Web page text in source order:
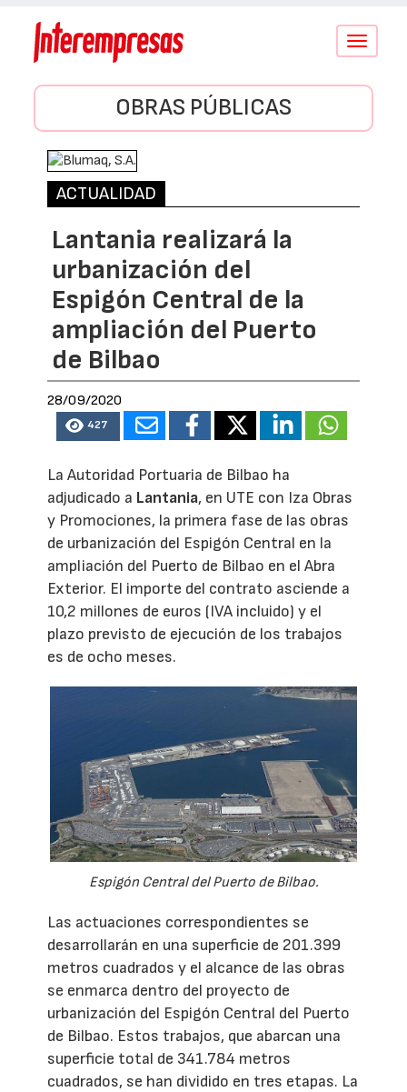
Conmutar
OBRAS PÚBLICAS
ACTUALIDAD
Lantania realizará la
urbanización del
Espigón Central de la
ampliación del Puerto
de Bilbao
28/09/2020
427
La Autoridad Portuaria de Bilbao ha
adjudicado a Lantania, en UTE con Iza Obras
y Promociones, la primera fase de las obras
de urbanización del Espigón Central en la
ampliación del Puerto de Bilbao en el Abra
Exterior. El importe del contrato asciende a
10,2 millones de euros (IVA incluido) y el
plazo previsto de ejecución de los trabajos
es de ocho meses.
Espigón Central del Puerto de Bilbao.
Las actuaciones correspondientes se
desarrollarán en una superficie de 201.399
metros cuadrados y el alcance de las obras
se enmarca dentro del proyecto de
urbanización del Espigón Central del Puerto
de Bilbao. Estos trabajos, que abarcan una
superficie total de 341.784 metros
cuadrados, se han dividido en tres etapas. La